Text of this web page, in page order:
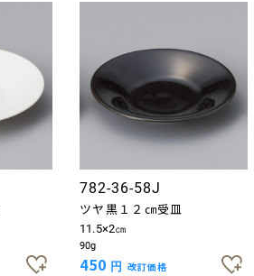
782-36-58J
ツヤ黒１２㎝受皿
11.5×2㎝
90g
450 円 改訂価格